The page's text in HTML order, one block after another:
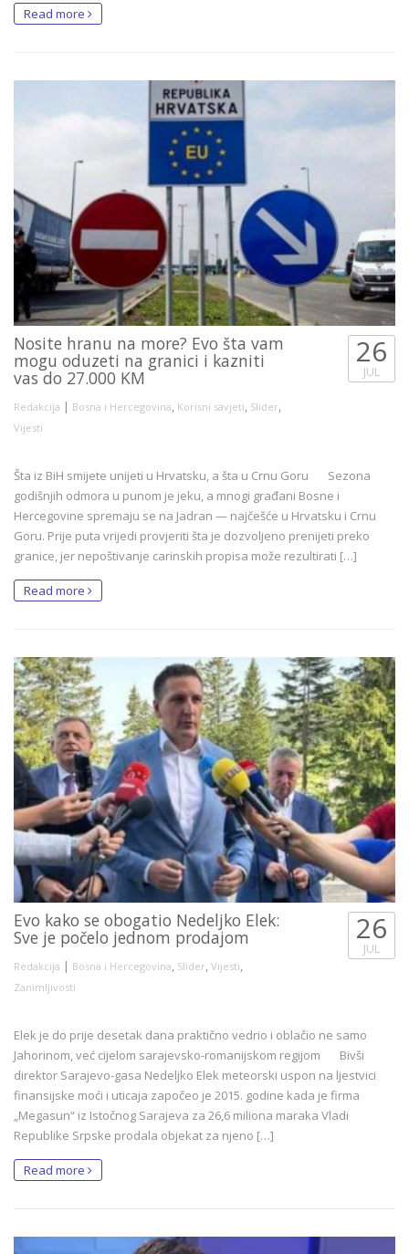
Read more
Nosite hranu na more? Evo šta vam
mogu oduzeti na granici i kazniti
vas do 27.000 KM
Redakcija | Bosna i Hercegovina, Korisni savjeti, Slider,
Vijesti
26
JUL
Šta iz BiH smijete unijeti u Hrvatsku, a šta u Crnu Goru Sezona
godišnjih odmora u punom je jeku, a mnogi građani Bosne i
Hercegovine spremaju se na Jadran — najčešće u Hrvatsku i Crnu
Goru. Prije puta vrijedi provjeriti šta je dozvoljeno prenijeti preko
granice, jer nepoštivanje carinskih propisa može rezultirati […]
Read more
Evo kako se obogatio Nedeljko Elek:
Sve je počelo jednom prodajom
Redakcija | Bosna i Hercegovina, Slider, Vijesti,
Zanimljivosti
26
JUL
Elek je do prije desetak dana praktično vedrio i oblačio ne samo
Jahorinom, već cijelom sarajevsko-romanijskom regijom Bivši
direktor Sarajevo-gasa Nedeljko Elek meteorski uspon na ljestvici
finansijske moći i uticaja započeo je 2015. godine kada je firma
„Megasun“ iz Istočnog Sarajeva za 26,6 miliona maraka Vladi
Republike Srpske prodala objekat za njeno […]
Read more